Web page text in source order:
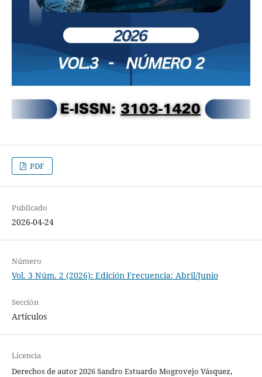
PDF
Publicado
2026-04-24
Número
Vol. 3 Núm. 2 (2026): Edición Frecuencia: Abril/Junio
Sección
Artículos
Licencia
Derechos de autor 2026 Sandro Estuardo Mogrovejo Vásquez,